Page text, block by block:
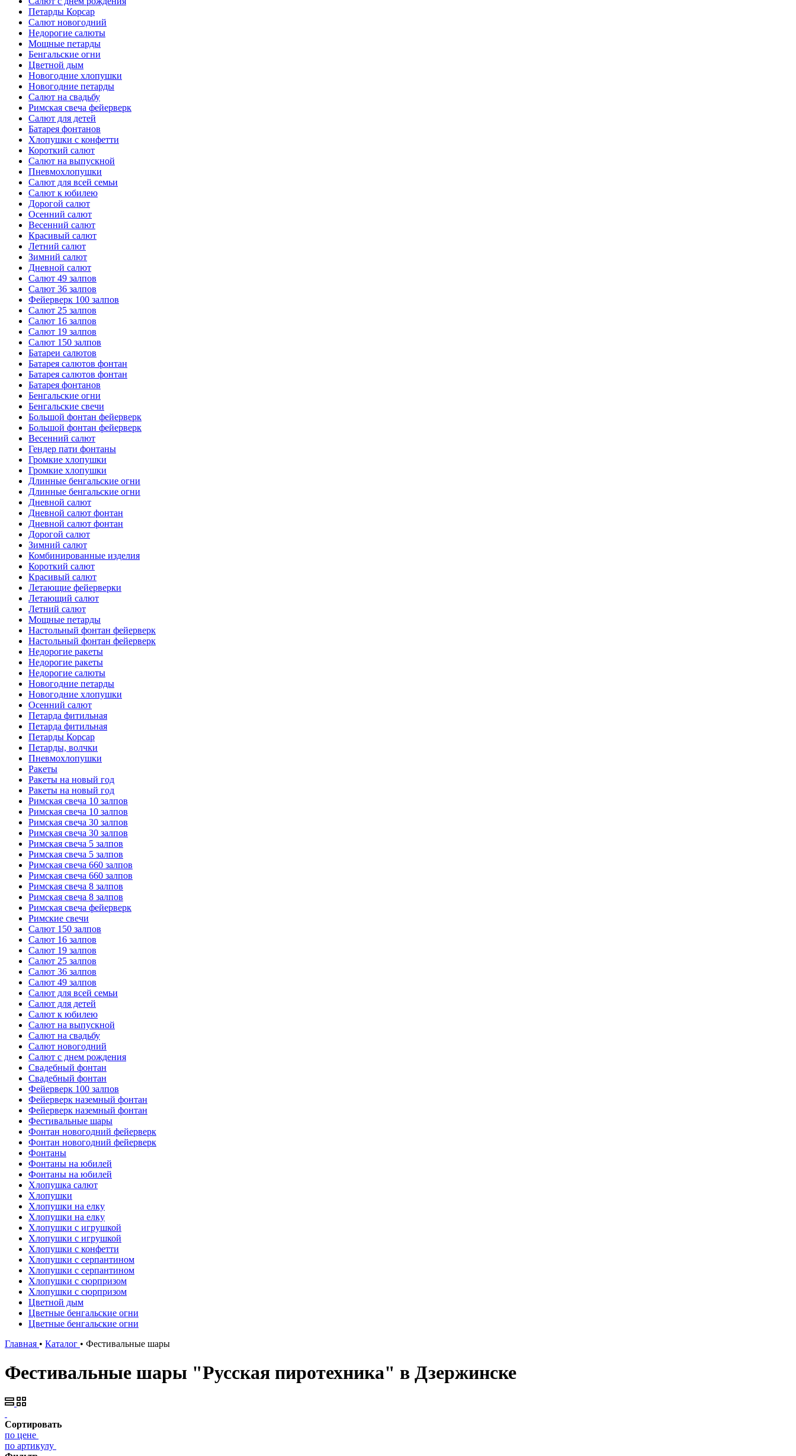
Петарды Корсар
Салют новогодний
Недорогие салюты
Мощные петарды
Бенгальские огни
Цветной дым
Новогодние хлопушки
Новогодние петарды
Салют на свадьбу
Римская свеча фейерверк
Салют для детей
Батарея фонтанов
Хлопушки с конфетти
Короткий салют
Салют на выпускной
Пневмохлопушки
Салют для всей семьи
Салют к юбилею
Дорогой салют
Осенний салют
Весенний салют
Красивый салют
Летний салют
Зимний салют
Дневной салют
Салют 49 залпов
Салют 36 залпов
Фейерверк 100 залпов
Салют 25 залпов
Салют 16 залпов
Салют 19 залпов
Салют 150 залпов
Батареи салютов
Батарея салютов фонтан
Батарея салютов фонтан
Батарея фонтанов
Бенгальские огни
Бенгальские свечи
Большой фонтан фейерверк
Большой фонтан фейерверк
Весенний салют
Гендер пати фонтаны
Громкие хлопушки
Громкие хлопушки
Длинные бенгальские огни
Длинные бенгальские огни
Дневной салют
Дневной салют фонтан
Дневной салют фонтан
Дорогой салют
Зимний салют
Комбинированные изделия
Короткий салют
Красивый салют
Летающие фейерверки
Летающий салют
Летний салют
Мощные петарды
Настольный фонтан фейерверк
Настольный фонтан фейерверк
Недорогие ракеты
Недорогие ракеты
Недорогие салюты
Новогодние петарды
Новогодние хлопушки
Осенний салют
Петарда фитильная
Петарда фитильная
Петарды Корсар
Петарды, волчки
Пневмохлопушки
Ракеты
Ракеты на новый год
Ракеты на новый год
Римская свеча 10 залпов
Римская свеча 10 залпов
Римская свеча 30 залпов
Римская свеча 30 залпов
Римская свеча 5 залпов
Римская свеча 5 залпов
Римская свеча 660 залпов
Римская свеча 660 залпов
Римская свеча 8 залпов
Римская свеча 8 залпов
Римская свеча фейерверк
Римские свечи
Салют 150 залпов
Салют 16 залпов
Салют 19 залпов
Салют 25 залпов
Салют 36 залпов
Салют 49 залпов
Салют для всей семьи
Салют для детей
Салют к юбилею
Салют на выпускной
Салют на свадьбу
Салют новогодний
Салют с днем рождения
Свадебный фонтан
Свадебный фонтан
Фейерверк 100 залпов
Фейерверк наземный фонтан
Фейерверк наземный фонтан
Фестивальные шары
Фонтан новогодний фейерверк
Фонтан новогодний фейерверк
Фонтаны
Фонтаны на юбилей
Фонтаны на юбилей
Хлопушка салют
Хлопушки
Хлопушки на елку
Хлопушки на елку
Хлопушки с игрушкой
Хлопушки с игрушкой
Хлопушки с конфетти
Хлопушки с серпантином
Хлопушки с серпантином
Хлопушки с сюрпризом
Хлопушки с сюрпризом
Цветной дым
Цветные бенгальские огни
Цветные бенгальские огни
Главная • Каталог • Фестивальные шары
Фестивальные шары "Русская пиротехника" в Дзержинске
Сортировать
по цене
по артикулу